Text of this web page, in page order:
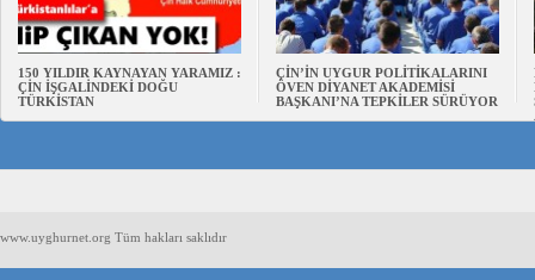
150 YILDIR KAYNAYAN YARAMIZ :
ÇİN İŞGALİNDEKİ DOĞU
TÜRKİSTAN
ÇİN’İN UYGUR POLİTİKALARINI
ÖVEN DİYANET AKADEMİSİ
BAŞKANI’NA TEPKİLER SÜRÜYOR
www.uyghurnet.org Tüm hakları saklıdır